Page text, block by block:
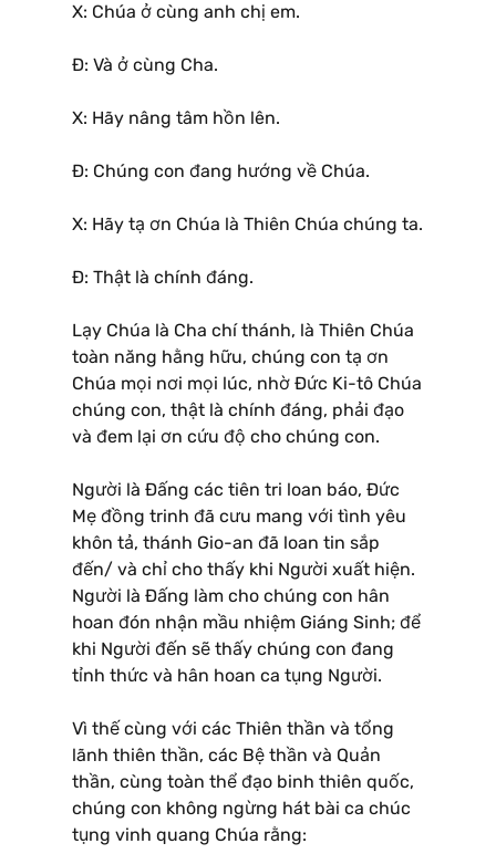
X: Chúa ở cùng anh chị em.
Ð: Và ở cùng Cha.
X: Hãy nâng tâm hồn lên.
Ð: Chúng con đang hướng về Chúa.
X: Hãy tạ ơn Chúa là Thiên Chúa chúng ta.
Ð: Thật là chính đáng.
Lạy Chúa là Cha chí thánh, là Thiên Chúa
toàn năng hằng hữu, chúng con tạ ơn
Chúa mọi nơi mọi lúc, nhờ Ðức Ki-tô Chúa
chúng con, thật là chính đáng, phải đạo
và đem lại ơn cứu độ cho chúng con.
Người là Ðấng các tiên tri loan báo, Ðức
Mẹ đồng trinh đã cưu mang với tình yêu
khôn tả, thánh Gio-an đã loan tin sắp
đến/ và chỉ cho thấy khi Người xuất hiện.
Người là Ðấng làm cho chúng con hân
hoan đón nhận mầu nhiệm Giáng Sinh; để
khi Người đến sẽ thấy chúng con đang
tỉnh thức và hân hoan ca tụng Người.
Vì thế cùng với các Thiên thần và tổng
lãnh thiên thần, các Bệ thần và Quản
thần, cùng toàn thể đạo binh thiên quốc,
chúng con không ngừng hát bài ca chúc
tụng vinh quang Chúa rằng: